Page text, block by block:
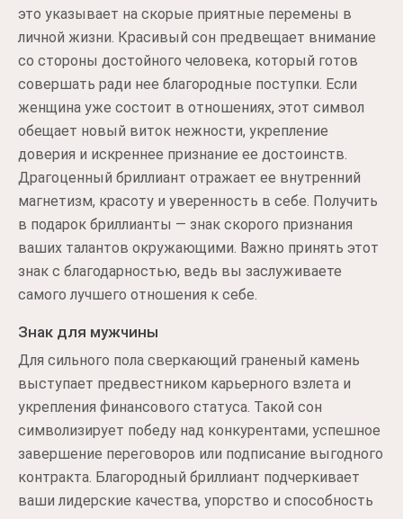
это указывает на скорые приятные перемены в
личной жизни. Красивый сон предвещает внимание
со стороны достойного человека, который готов
совершать ради нее благородные поступки. Если
женщина уже состоит в отношениях, этот символ
обещает новый виток нежности, укрепление
доверия и искреннее признание ее достоинств.
Драгоценный бриллиант отражает ее внутренний
магнетизм, красоту и уверенность в себе. Получить
в подарок бриллианты — знак скорого признания
ваших талантов окружающими. Важно принять этот
знак с благодарностью, ведь вы заслуживаете
самого лучшего отношения к себе.
Знак для мужчины
Для сильного пола сверкающий граненый камень
выступает предвестником карьерного взлета и
укрепления финансового статуса. Такой сон
символизирует победу над конкурентами, успешное
завершение переговоров или подписание выгодного
контракта. Благородный бриллиант подчеркивает
ваши лидерские качества, упорство и способность